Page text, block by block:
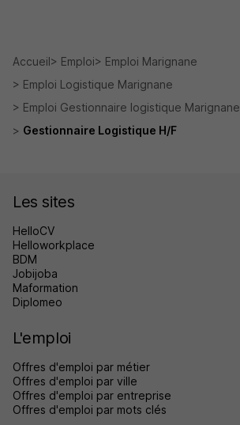
Accueil Emploi
Emploi Marignane
Emploi Logistique Marignane
Emploi Gestionnaire logistique Marignane
Gestionnaire Logistique H/F
Les sites
HelloCV
Helloworkplace
BDM
Jobijoba
Maformation
Diplomeo
L'emploi
Offres d'emploi par métier
Offres d'emploi par ville
Offres d'emploi par entreprise
Offres d'emploi par mots clés